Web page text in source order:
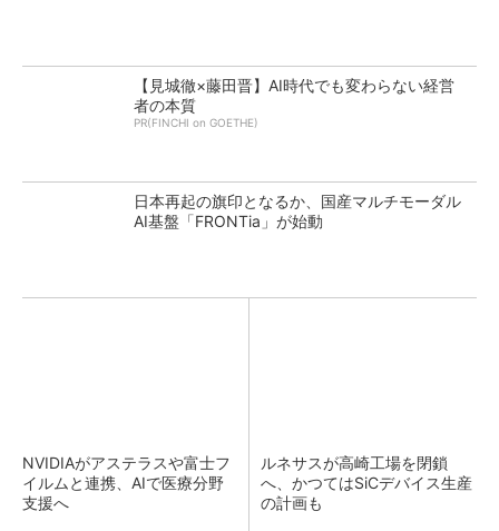
【見城徹×藤田晋】AI時代でも変わらない経営
者の本質
PR(FINCHI on GOETHE)
日本再起の旗印となるか、国産マルチモーダル
AI基盤「FRONTia」が始動
NVIDIAがアステラスや富士フ
イルムと連携、AIで医療分野
支援へ
ルネサスが高崎工場を閉鎖
へ、かつてはSiCデバイス生産
の計画も